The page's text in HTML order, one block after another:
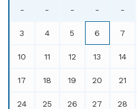
- - - - -
3 4 5 6 7
10 11 12 13 14
17 18 19 20 21
24 25 26 27 28